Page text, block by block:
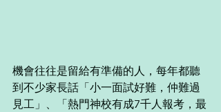
機會往往是留給有準備的人，每年都聽
到不少家長話「小一面試好難，仲難過
見工」、「熱門神校有成7千人報考，最